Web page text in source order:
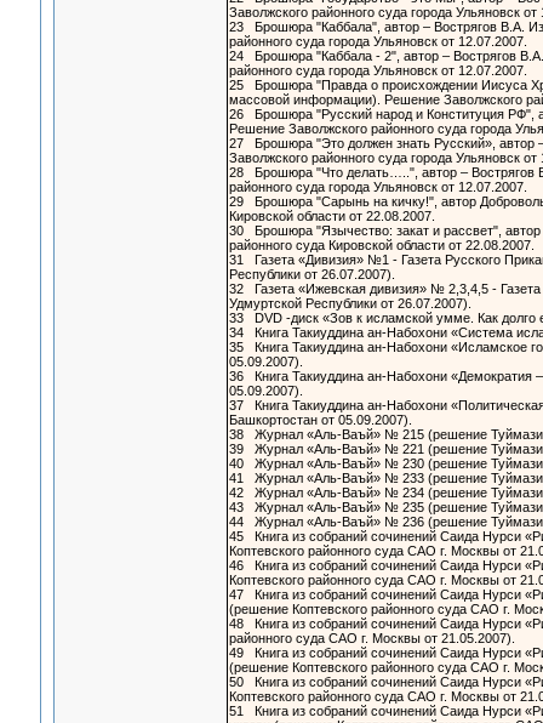
Заволжского районного суда города Ульяновск
23 Брошюра "Каббала", автор – Вострягов В.А.
районного суда города Ульяновск от 12.07.2007.
24 Брошюра "Каббала - 2", автор – Вострягов
районного суда города Ульяновск от 12.07.2007.
25 Брошюра "Правда о происхождении Иисуса
массовой информации). Решение Заволжского
26 Брошюра "Русский народ и Конституция РФ",
Решение Заволжского районного суда города
27 Брошюра "Это должен знать Русский»,
Заволжского районного суда города Ульяновск
28 Брошюра "Что делать…..", автор – Вострягов
районного суда города Ульяновск от 12.07.2007.
29 Брошюра "Сарынь на кичку!", автор
Кировской области от 22.08.2007.
30 Брошюра "Язычество: закат и рассвет",
районного суда Кировской области от
31 Газета «Дивизия» №1 - Газета Русского
Республики от 26.07.2007).
32 Газета «Ижевская дивизия» № 2,3,4,5 -
Удмуртской Республики от 26.07.2007).
33 DVD -диск «Зов к исламской умме. Как
34 Книга Такиуддина ан-Набохони «Система
35 Книга Такиуддина ан-Набохони «Исламское
05.09.2007).
36 Книга Такиуддина ан-Набохони «Демократия
05.09.2007).
37 Книга Такиуддина ан-Набохони
Башкортостан от 05.09.2007).
38 Журнал «Аль-Ваъй» № 215 (решение
39 Журнал «Аль-Ваъй» № 221 (решение
40 Журнал «Аль-Ваъй» № 230 (решение
41 Журнал «Аль-Ваъй» № 233 (решение
42 Журнал «Аль-Ваъй» № 234 (решение
43 Журнал «Аль-Ваъй» № 235 (решение
44 Журнал «Аль-Ваъй» № 236 (решение
45 Книга из собраний сочинений Саида Нурси
Коптевского районного суда САО г. Москвы от
46 Книга из собраний сочинений Саида Нурси
Коптевского районного суда САО г. Москвы от
47 Книга из собраний сочинений Саида Нурси
(решение Коптевского районного суда САО г.
48 Книга из собраний сочинений Саида Нурси
районного суда САО г. Москвы от 21.05.2007).
49 Книга из собраний сочинений Саида Нурси
(решение Коптевского районного суда САО г.
50 Книга из собраний сочинений Саида Нурси
Коптевского районного суда САО г. Москвы от
51 Книга из собраний сочинений Саида Нурси